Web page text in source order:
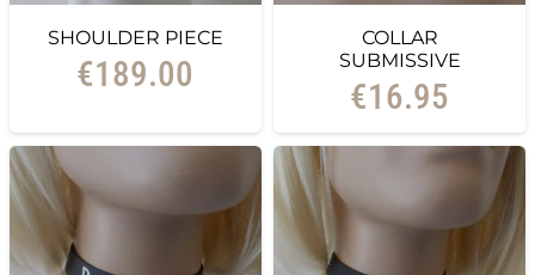
SHOULDER PIECE
€189.00
COLLAR
SUBMISSIVE
€16.95